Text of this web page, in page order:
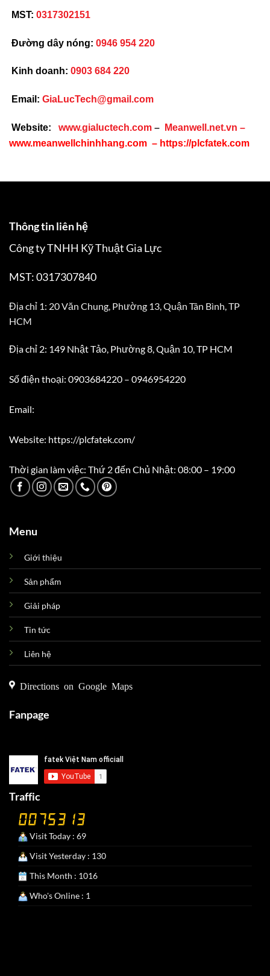
MST: 0317302151
Đường dây nóng: 0946 954 220
Kinh doanh: 0903 684 220
Email: GiaLucTech@gmail.com
Website: www.gialuctech.com – Meanwell.net.vn –
www.meanwellchinhhang.com – https://plcfatek.com
Thông tin liên hệ
Công ty TNHH Kỹ Thuật Gia Lực
MST: 0317307840
Địa chỉ 1: 20 Văn Chung, Phường 13, Quận Tân Bình, TP
HCM
Địa chỉ 2: 149 Nhật Tảo, Phường 8, Quận 10, TP HCM
Số điện thoại: 0903684220 – 0946954220
Email:
Website: https://plcfatek.com/
Thời gian làm việc: Thứ 2 đến Chủ Nhật: 08:00 – 19:00
Menu
Giới thiệu
Sản phẩm
Giải pháp
Tin tức
Liên hệ
Directions on Google Maps
Fanpage
Traffic
Visit Today : 69
Visit Yesterday : 130
This Month : 1016
Who's Online : 1